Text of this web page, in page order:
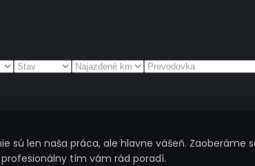
len naša práca, ale hlavne vášeň. Zaoberáme
tím vám rád poradí.